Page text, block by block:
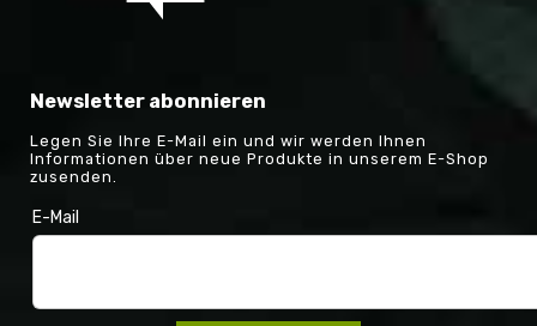
Newsletter abonnieren
Legen Sie Ihre E-Mail ein und wir werden Ihnen
Informationen über neue Produkte in unserem E-Shop
zusenden.
E-Mail